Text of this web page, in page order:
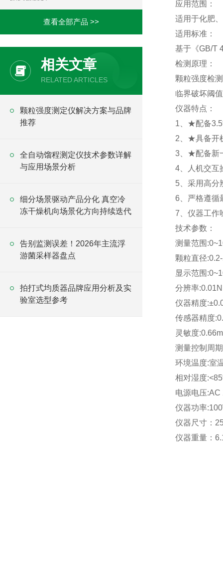
应用范围：
适用于化肥
适用标准：
基于《GB/T
检测原理：
颗粒强度检
临界破坏阈
仪器特点：
1、★配备3.5
2、★具备开
3、★配备新
4、人机交互
5、采用高分
6、严格遵循
7、仪器工作
技术参数：
测量范围
颗粒直径
显示范围
分辨率:0.01N
仪器精度
传感器精度
灵敏度
测量控制周
环境温度:室
相对湿度
电源电压:AC
仪器功率
仪器尺寸：
仪器重量：
查看全部产品 >>
相关文章
RELATED ARTICLES
颗粒强度测定仪解决方案与品牌
推荐
全自动馏程测定仪技术参数详解
与应用场景分析
细分场景驱动产品分化 真空冷
冻干燥机向场景化方向持续迭代
告别监测误差！2026年主流浮
游菌采样器盘点
拍打式均质器品牌应用分析及实
验室选型参考